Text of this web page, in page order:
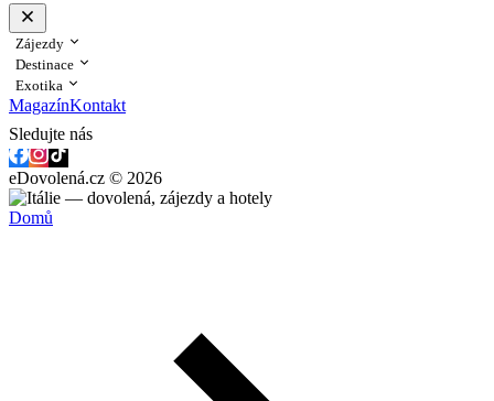
Zájezdy
Destinace
Exotika
MagazínKontakt
Sledujte nás
eDovolená.cz © 2026
Domů